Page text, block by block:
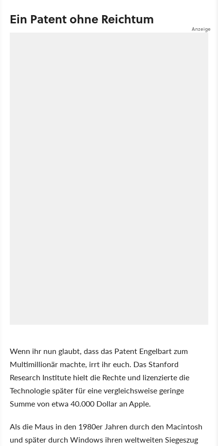
Ein Patent ohne Reichtum
Wenn ihr nun glaubt, dass das Patent Engelbart zum
Multimillionär machte, irrt ihr euch. Das Stanford
Research Institute hielt die Rechte und lizenzierte die
Technologie später für eine vergleichsweise geringe
Summe von etwa 40.000 Dollar an Apple.
Als die Maus in den 1980er Jahren durch den Macintosh
und später durch Windows ihren weltweiten Siegeszug